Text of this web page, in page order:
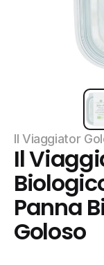
Il Viaggiator
Il
Panna
Goloso